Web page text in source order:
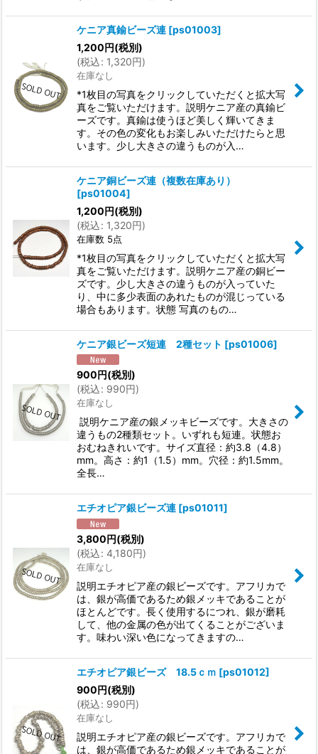
ケニア真鍮ビーズ連 [ps01003]
1,200円(税別)
(税込: 1,320円)
在庫なし
*1枚目の写真をクリックしていただくと拡大写
真をご覧いただけます。説明ケニア産の真鍮ビ
ーズです。真鍮は使うほど美しく輝いてきま
す。その色の変化もお楽しみいただけたらと思
います。少し大きさの違うものが入…
ケニア銅ビーズ連（複数在庫あり）
[ps01004]
1,200円(税別)
(税込: 1,320円)
在庫数 5点
*1枚目の写真をクリックしていただくと拡大写
真をご覧いただけます。説明ケニア産の銅ビー
ズです。少し大きさの違うものが入っていた
り、中に多少表面のあれたものが混じっている
場合もあります。状態 写真のもの…
ケニア銀ビーズ短連 2種セット [ps01006]
900円(税別)
(税込: 990円)
在庫なし
説明ケニア産の銀メッキビーズです。大きさの
違うもの2種類セット。いずれも短連。状態お
おむねきれいです。サイズ直径：約3.8（4.8）
mm。高さ：約1（1.5）mm。穴径：約1.5mm。
全長…
エチオピア銀ビーズ連 [ps01011]
3,800円(税別)
(税込: 4,180円)
在庫なし
説明エチオピア産の銀ビーズです。アフリカで
は、銀が高価であるため銀メッキであることが
ほとんどです。長く使用するにつれ、銀が磨耗
して、他の金属の色が出てくることがございま
す。味わい深い色になってきますの…
エチオピア銀ビーズ 18.5ｃｍ [ps01012]
900円(税別)
(税込: 990円)
在庫なし
説明エチオピア産の銀ビーズです。アフリカで
は、銀が高価であるため銀メッキであることが